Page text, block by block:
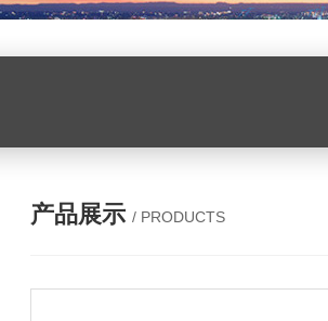
产品展示 / PRODUCTS